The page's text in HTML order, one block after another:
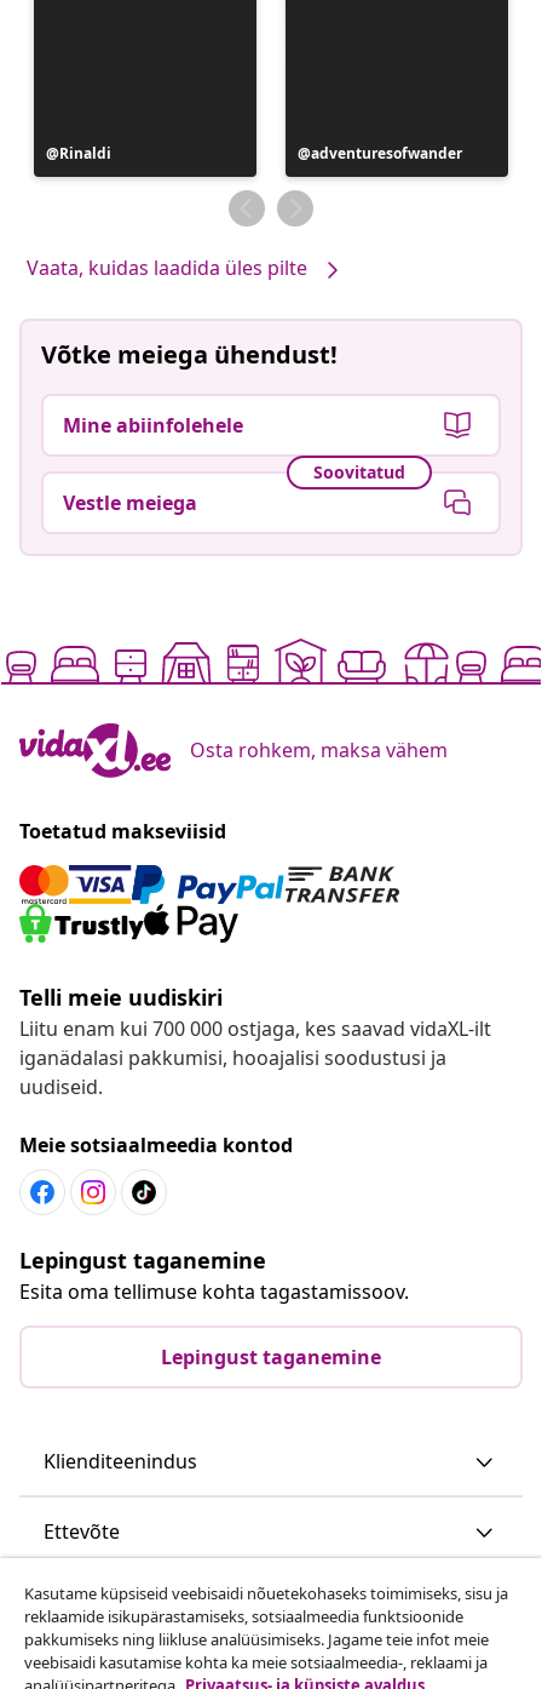
Postitus
avaldatud
Rinaldi
Postitus
avaldatud
adventuresofwander
Vaata, kuidas laadida üles pilte
Võtke meiega ühendust!
Mine abiinfolehele
Soovitatud
Vestle meiega
Osta rohkem, maksa vähem
Toetatud makseviisid
Telli meie uudiskiri
Liitu enam kui 700 000 ostjaga, kes saavad vidaXL-ilt
iganädalasi pakkumisi, hooajalisi soodustusi ja
uudiseid.
Meie sotsiaalmeedia kontod
Lepingust taganemine
Esita oma tellimuse kohta tagastamissoov.
Lepingust taganemine
Klienditeenindus
Ettevõte
vidaXL
Vaata rohkem
Kasutame küpsiseid veebisaidi nõuetekohaseks toimimiseks, sisu ja
reklaamide isikupärastamiseks, sotsiaalmeedia funktsioonide
pakkumiseks ning liikluse analüüsimiseks. Jagame teie infot meie
veebisaidi kasutamise kohta ka meie sotsiaalmeedia-, reklaami ja